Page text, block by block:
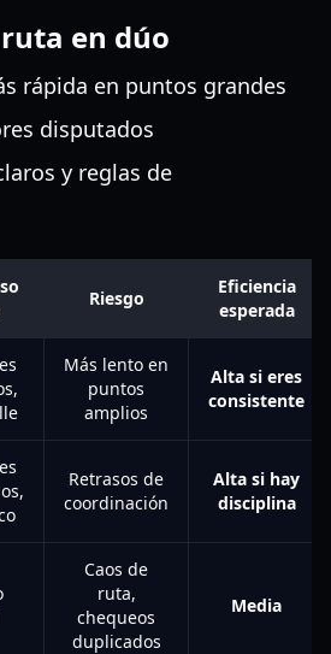
en dúo
rápida en puntos grandes
disputados
y reglas de
Riesgo
Eficiencia
esperada
Más lento en
puntos
amplios
Alta si eres
consistente
Retrasos de
coordinación
Alta si hay
disciplina
Caos de
ruta,
chequeos
duplicados
Media